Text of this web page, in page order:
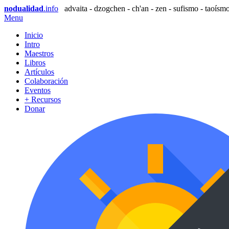
nodualidad.info
advaita - dzogchen - ch'an - zen - sufismo -
Menu
Inicio
Intro
Maestros
Libros
Artículos
Colaboración
Eventos
+ Recursos
Donar